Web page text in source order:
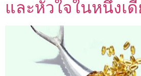
และหัวใจในหนึ่งเ